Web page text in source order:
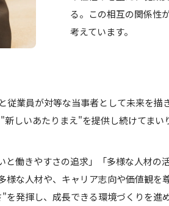
る。この相互の関係性
考えています。
業員が対等な当事者として未来を
しいあたりまえ"を提供し続けてまい
働きやすさの追求」「多様な人材の
な人材や、キャリア志向や価値観
発揮し、成長できる環境づくりを進め